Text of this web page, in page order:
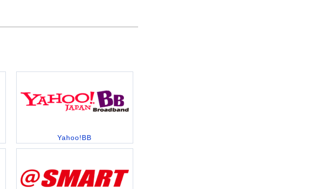
Yahoo!BB